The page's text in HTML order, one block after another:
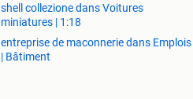
shell collezione dans Voitures
miniatures | 1:18
entreprise de maconnerie dans Emplois
| Bâtiment